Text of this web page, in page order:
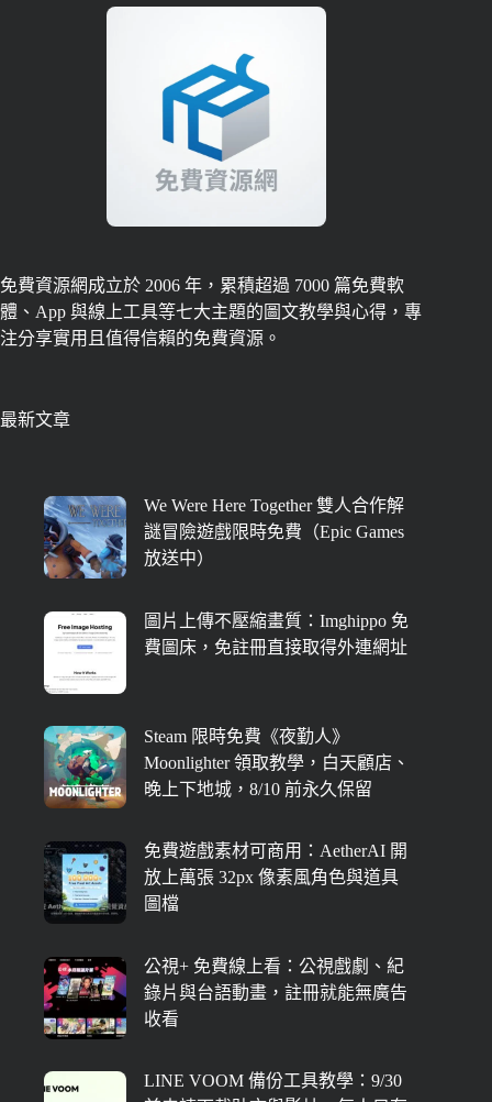
免費資源網成立於 2006 年，累積超過 7000 篇免費軟
體、App 與線上工具等七大主題的圖文教學與心得，專
注分享實用且值得信賴的免費資源。
最新文章
We Were Here Together 雙人合作解
謎冒險遊戲限時免費（Epic Games
放送中）
圖片上傳不壓縮畫質：Imghippo 免
費圖床，免註冊直接取得外連網址
Steam 限時免費《夜勤人》
Moonlighter 領取教學，白天顧店、
晚上下地城，8/10 前永久保留
免費遊戲素材可商用：AetherAI 開
放上萬張 32px 像素風角色與道具
圖檔
公視+ 免費線上看：公視戲劇、紀
錄片與台語動畫，註冊就能無廣告
收看
LINE VOOM 備份工具教學：9/30